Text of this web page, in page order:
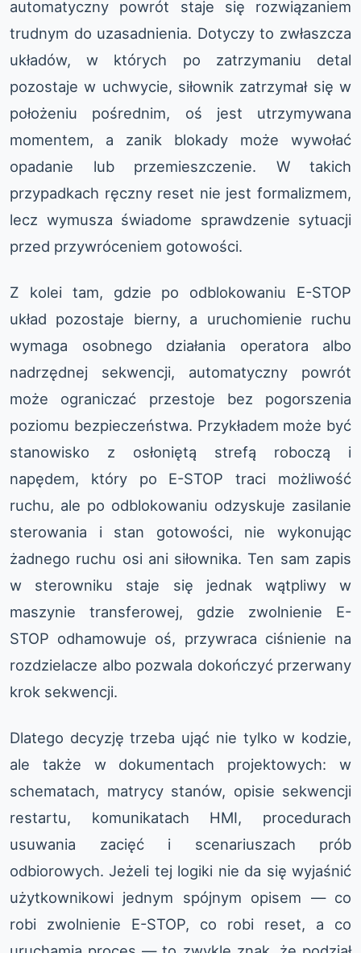
automatyczny powrót staje się rozwiązaniem
trudnym do uzasadnienia. Dotyczy to zwłaszcza
układów, w których po zatrzymaniu detal
pozostaje w uchwycie, siłownik zatrzymał się w
położeniu pośrednim, oś jest utrzymywana
momentem, a zanik blokady może wywołać
opadanie lub przemieszczenie. W takich
przypadkach ręczny reset nie jest formalizmem,
lecz wymusza świadome sprawdzenie sytuacji
przed przywróceniem gotowości.
Z kolei tam, gdzie po odblokowaniu E-STOP
układ pozostaje bierny, a uruchomienie ruchu
wymaga osobnego działania operatora albo
nadrzędnej sekwencji, automatyczny powrót
może ograniczać przestoje bez pogorszenia
poziomu bezpieczeństwa. Przykładem może być
stanowisko z osłoniętą strefą roboczą i
napędem, który po E-STOP traci możliwość
ruchu, ale po odblokowaniu odzyskuje zasilanie
sterowania i stan gotowości, nie wykonując
żadnego ruchu osi ani siłownika. Ten sam zapis
w sterowniku staje się jednak wątpliwy w
maszynie transferowej, gdzie zwolnienie E-
STOP odhamowuje oś, przywraca ciśnienie na
rozdzielacze albo pozwala dokończyć przerwany
krok sekwencji.
Dlatego decyzję trzeba ująć nie tylko w kodzie,
ale także w dokumentach projektowych: w
schematach, matrycy stanów, opisie sekwencji
restartu, komunikatach HMI, procedurach
usuwania zacięć i scenariuszach prób
odbiorowych. Jeżeli tej logiki nie da się wyjaśnić
użytkownikowi jednym spójnym opisem — co
robi zwolnienie E-STOP, co robi reset, a co